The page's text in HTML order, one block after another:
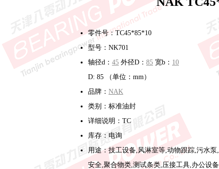
零件号：TC45*85*10
型号：NK701
轴径d： 45 外径D： 85 宽b： 10
D: 85 （单位：mm）
品牌： NAK
类别：标准油封
详细说明：TC
库存：电询
用途：技工设备,风淋室等,动物跟踪,污水泵
安全,聚合物类,测试条类,压接工具,办公设